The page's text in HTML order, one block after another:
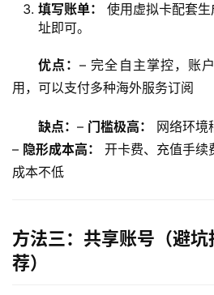
填写账单：
使用虚拟卡配套
址即可。
优点：– 完全自主掌控，账
用，可以支付多种海外服务订阅
缺点： – 门槛极高：
网络环境
– 隐形成本高：
开卡费、充值手续
成本不低
方法三：共享账号（避
荐）